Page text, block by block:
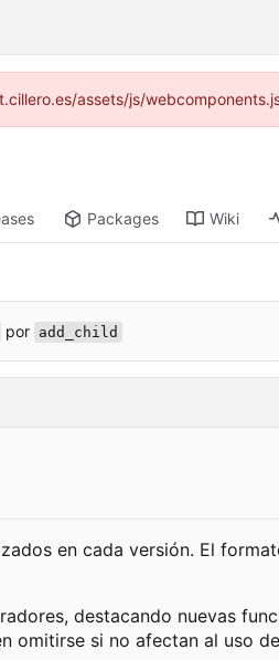
assets/js/
Packages Wiki
por add_child
en cada versión. El
destacando nuevas
omitirse si no afectan al uso